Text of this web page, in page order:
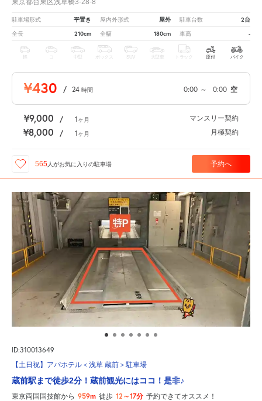
駐車場形式 平置き 屋内外形式 屋外 駐車台数 2台
全長 210cm 全幅 180cm 車高 -
軽 中型 ボックス SUV 大型車 トラック 原付 バイク
¥430 / 24 時間 0:00 ～ 0:00 空
¥9,000 / 1ヶ月 マンスリー契約
¥8,000 / 1ヶ月 月極契約
565 人がお気に入りの駐車場 予約へ
ID:310013649
【土日祝】アパホテル＜浅草 蔵前＞駐車場
蔵前駅まで徒歩2分！蔵前観光にはココ！是非♪
東京両国国技館から 959m 徒歩 12～17分 予約できてオススメ！